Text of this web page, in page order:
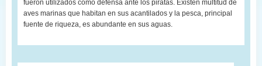
fueron utilizados como defensa ante los piratas. Existen multitud de
aves marinas que habitan en sus acantilados y la pesca, principal
fuente de riqueza, es abundante en sus aguas.